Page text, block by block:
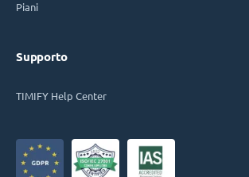
Piani
Supporto
TIMIFY Help Center